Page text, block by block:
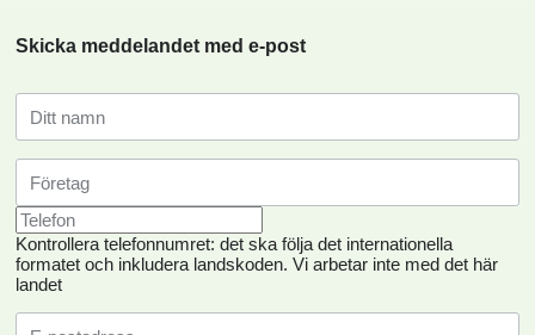
Skicka meddelandet med e-post
Kontrollera telefonnumret: det ska följa det internationella
formatet och inkludera landskoden. Vi arbetar inte med det här
landet